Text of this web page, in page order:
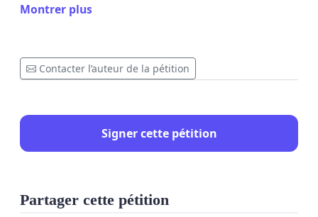
incertaine.
mars 2025 sur la souveraineté alimentaire mais
circulations.
Nous demandons :
à ce projet.
Montrer plus
Contacter l’auteur de la pétition
Signer cette pétition
Partager cette pétition